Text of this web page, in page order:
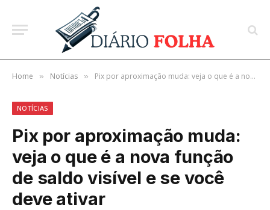
Home » Notícias » Pix por aproximação muda: veja o que é a nova função de saldo visível e se você deve ativar
NOTÍCIAS
Pix por aproximação muda:
veja o que é a nova função
de saldo visível e se você
deve ativar